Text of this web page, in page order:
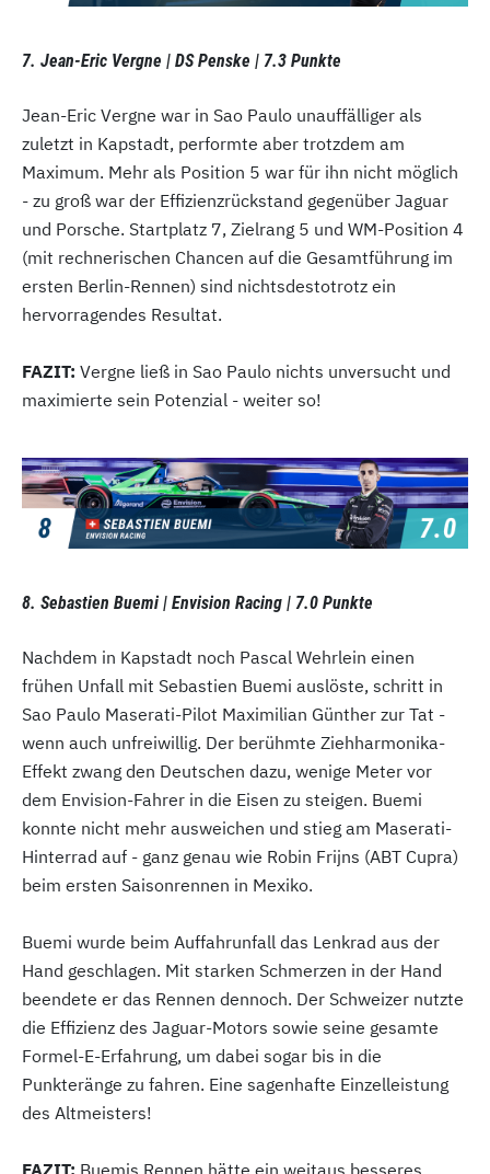
7. Jean-Eric Vergne | DS Penske | 7.3 Punkte
Jean-Eric Vergne war in Sao Paulo unauffälliger als
zuletzt in Kapstadt, performte aber trotzdem am
Maximum. Mehr als Position 5 war für ihn nicht möglich
- zu groß war der Effizienzrückstand gegenüber Jaguar
und Porsche. Startplatz 7, Zielrang 5 und WM-Position 4
(mit rechnerischen Chancen auf die Gesamtführung im
ersten Berlin-Rennen) sind nichtsdestotrotz ein
hervorragendes Resultat.
FAZIT: Vergne ließ in Sao Paulo nichts unversucht und
maximierte sein Potenzial - weiter so!
8. Sebastien Buemi | Envision Racing | 7.0 Punkte
Nachdem in Kapstadt noch Pascal Wehrlein einen
frühen Unfall mit Sebastien Buemi auslöste, schritt in
Sao Paulo Maserati-Pilot Maximilian Günther zur Tat -
wenn auch unfreiwillig. Der berühmte Ziehharmonika-
Effekt zwang den Deutschen dazu, wenige Meter vor
dem Envision-Fahrer in die Eisen zu steigen. Buemi
konnte nicht mehr ausweichen und stieg am Maserati-
Hinterrad auf - ganz genau wie Robin Frijns (ABT Cupra)
beim ersten Saisonrennen in Mexiko.
Buemi wurde beim Auffahrunfall das Lenkrad aus der
Hand geschlagen. Mit starken Schmerzen in der Hand
beendete er das Rennen dennoch. Der Schweizer nutzte
die Effizienz des Jaguar-Motors sowie seine gesamte
Formel-E-Erfahrung, um dabei sogar bis in die
Punkteränge zu fahren. Eine sagenhafte Einzelleistung
des Altmeisters!